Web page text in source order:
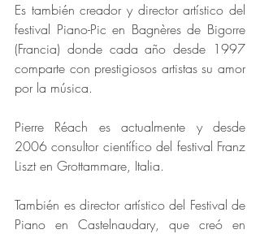
Es también creador y director artístico del
festival Piano-Pic en Bagnères de Bigorre
(Francia) donde cada año desde 1997
comparte con prestigiosos artistas su amor
por la música.
Pierre Réach es actualmente y desde
2006 consultor científico del festival Franz
Liszt en Grottammare, Italia.
También es director artístico del Festival de
Piano en Castelnaudary, que creó en